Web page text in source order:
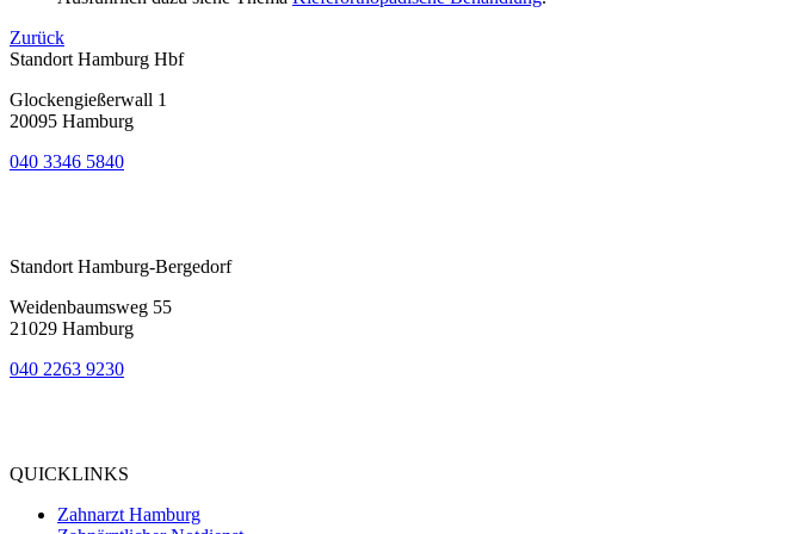
Zurück
Standort Hamburg Hbf
Glockengießerwall 1
20095 Hamburg
040 3346 5840
Standort Hamburg-Bergedorf
Weidenbaumsweg 55
21029 Hamburg
040 2263 9230
QUICKLINKS
Zahnarzt Hamburg